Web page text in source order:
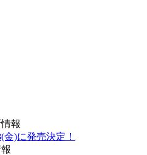
報
金)に発売決定！